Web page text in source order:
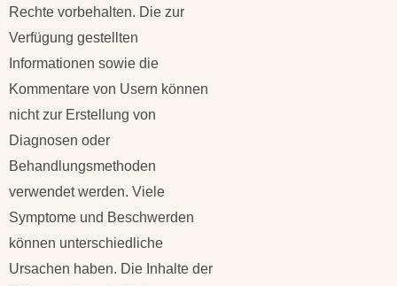
Rechte vorbehalten. Die zur
Verfügung gestellten
Informationen sowie die
Kommentare von Usern können
nicht zur Erstellung von
Diagnosen oder
Behandlungsmethoden
verwendet werden. Viele
Symptome und Beschwerden
können unterschiedliche
Ursachen haben. Die Inhalte der